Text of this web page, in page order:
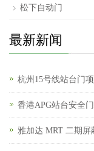
松下自动门
最新新闻
杭州15号线站台门
香港APG站台安全
雅加达 MRT 二期